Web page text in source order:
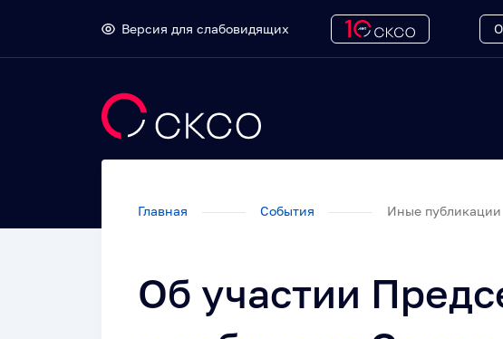
Версия для слабовидящих
Главная События Иные публикации
Об участии